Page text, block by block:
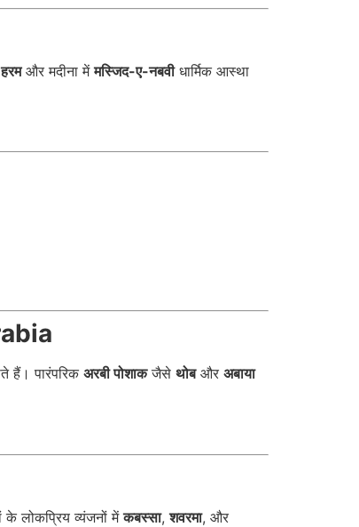
और मदीना मेंमस्जिद-ए-नबवीधार्मिक आस्था
हैं। पारंपरिक अरबी पोशाकजैसे थोबऔर अबाया
के लोकप्रिय व्यंजनों मेंकबस्सा,शवरमा, और